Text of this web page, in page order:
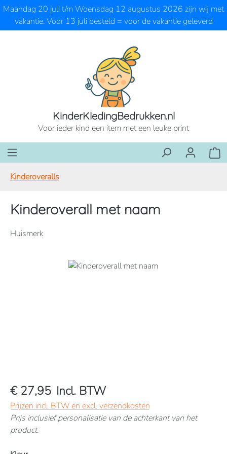
Ga naar de hoofdinhoud
Maandag 20 juli t/m Woensdag 12 augustus 2026 zijn wij met
vakantie. Voor 13 juli besteld = voor de vakantie geleverd
KinderKledingBedrukken.nl
Voor ieder kind een item met een leuke print
Kinderoveralls
Kinderoverall met naam
Huismerk
Afbeeldingengalerij overslaan
€ 27,95 Incl. BTW
Prijzen incl. BTW en excl. verzendkosten
Prijs inclusief personalisatie van de achterkant van het
product.